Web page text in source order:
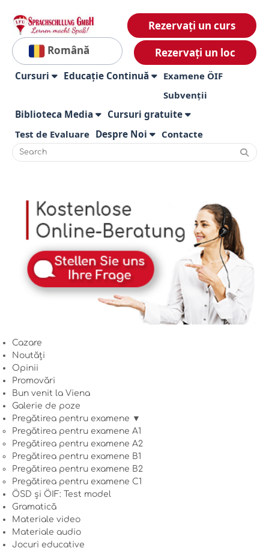
Română
Rezervați un curs
Rezervați un loc
Cursuri Educație Continuă
Examene ÖIF
Subvenții
Biblioteca Media Cursuri gratuite
Test de Evaluare Despre Noi Contacte
Cazare
Noutăți
Opinii
Promovări
Bun venit la Viena
Galerie de poze
Pregătirea pentru examene ▼
Pregătirea pentru examene A1
Pregătirea pentru examene A2
Pregătirea pentru examene B1
Pregătirea pentru examene B2
Pregătirea pentru examene C1
ÖSD și ÖIF: Test model
Gramatică
Materiale video
Materiale audio
Jocuri educative